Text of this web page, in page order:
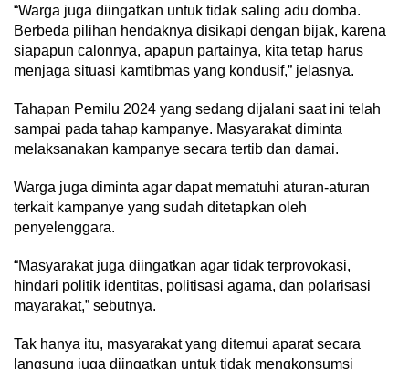
“Warga juga diingatkan untuk tidak saling adu domba.
Berbeda pilihan hendaknya disikapi dengan bijak, karena
siapapun calonnya, apapun partainya, kita tetap harus
menjaga situasi kamtibmas yang kondusif,” jelasnya.
Tahapan Pemilu 2024 yang sedang dijalani saat ini telah
sampai pada tahap kampanye. Masyarakat diminta
melaksanakan kampanye secara tertib dan damai.
Warga juga diminta agar dapat mematuhi aturan-aturan
terkait kampanye yang sudah ditetapkan oleh
penyelenggara.
“Masyarakat juga diingatkan agar tidak terprovokasi,
hindari politik identitas, politisasi agama, dan polarisasi
mayarakat,” sebutnya.
Tak hanya itu, masyarakat yang ditemui aparat secara
langsung juga diingatkan untuk tidak mengkonsumsi